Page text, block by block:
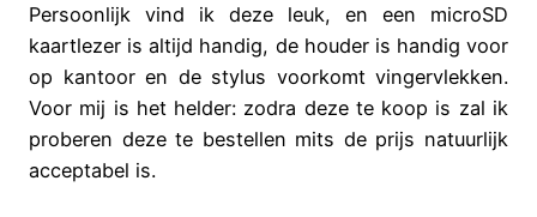
Persoonlijk vind ik deze leuk, en een microSD
kaartlezer is altijd handig, de houder is handig voor
op kantoor en de stylus voorkomt vingervlekken.
Voor mij is het helder: zodra deze te koop is zal ik
proberen deze te bestellen mits de prijs natuurlijk
acceptabel is.